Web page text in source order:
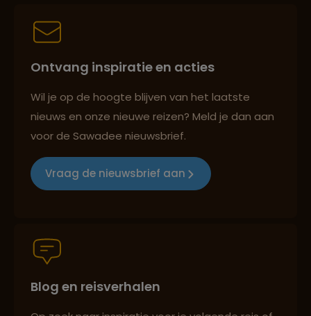
Persoonlijk en deskundig reisadvies
Reizen met oog voor mens, cultuur en milieu
Persoonlijk en deskundig reisadvies
Ontvang inspiratie en acties
Wil je op de hoogte blijven van het laatste
nieuws en onze nieuwe reizen? Meld je dan aan
voor de Sawadee nieuwsbrief.
Vraag de nieuwsbrief aan
Blog en reisverhalen